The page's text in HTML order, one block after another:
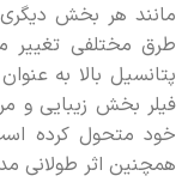
مانند هر بخش
طرق مختلفی تغییر
پتانسیل بالا به
فیلر بخش زیبایی و
خود متحول کرده
همچنین اثر طولانی